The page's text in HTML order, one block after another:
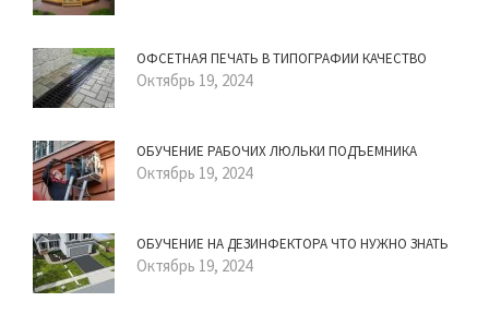
ОФСЕТНАЯ ПЕЧАТЬ В ТИПОГРАФИИ КАЧЕСТВО
Октябрь 19, 2024
ОБУЧЕНИЕ РАБОЧИХ ЛЮЛЬКИ ПОДЪЕМНИКА
Октябрь 19, 2024
ОБУЧЕНИЕ НА ДЕЗИНФЕКТОРА ЧТО НУЖНО ЗНАТЬ
Октябрь 19, 2024